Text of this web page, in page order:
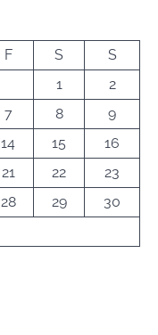
F S
S
1
2
7 8
9
14 15
16
21 22
23
28 29
30